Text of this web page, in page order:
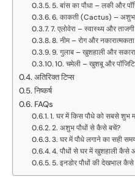
5. बांस का पौधा – लकी और
6. काकती (Cactus) – अशुभ
7. एलोवेरा – स्वास्थ्य और
8. नीम – रोग और
9. गुलाब – खुशहाली और
10. चमेली – खुशबू और
अतिरिक्त टिप्स
निष्कर्ष
FAQs
1. घर में किस पौधे को सबसे शुभ
2. अशुभ पौधों से कैसे बचें?
3. घर में पौधे लगाने का सही
4. पौधों से घर में खुशहाली कैसे
5. इनडोर पौधों की देखभाल